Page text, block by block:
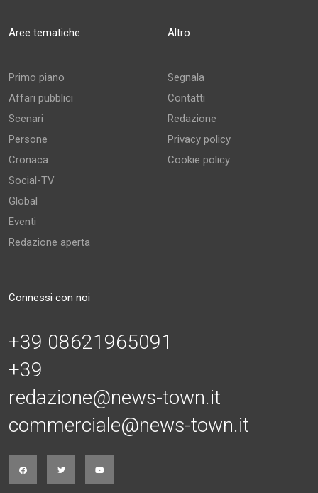
Aree tematiche
Primo piano
Affari pubblici
Scenari
Persone
Cronaca
Social-TV
Global
Eventi
Redazione aperta
Altro
Segnala
Contatti
Redazione
Privacy policy
Cookie policy
Connessi con noi
+39 08621965091
+39
redazione@news-town.it
commerciale@news-town.it